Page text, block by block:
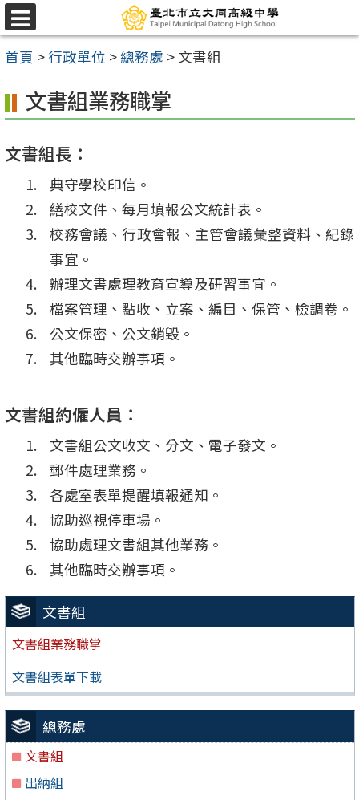
跳
至
主
內
區
選
單
首頁 > 行政單位 >總務處 > 文書組
文書組
文書組業務職掌
文書組表單下載
總務處
文書組
出納組
文書組業務職掌
文書組長：
典守學校印信。
繕校文件、每月填報公文統計表。
校務會議、行政會報、主管會議彙整資料、紀錄
事宜。
辦理文書處理教育宣導及研習事宜。
檔案管理、點收、立案、編目、保管、檢調卷。
公文保密、公文銷毀。
其他臨時交辦事項。
文書組約僱人員：
文書組公文收文、分文、電子發文。
郵件處理業務。
各處室表單提醒填報通知。
協助巡視停車場。
協助處理文書組其他業務。
其他臨時交辦事項。